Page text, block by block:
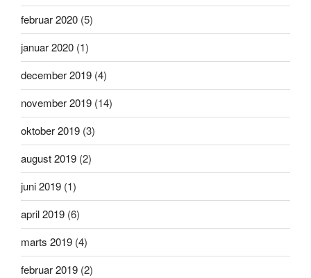
februar 2020 (5)
januar 2020 (1)
december 2019 (4)
november 2019 (14)
oktober 2019 (3)
august 2019 (2)
juni 2019 (1)
april 2019 (6)
marts 2019 (4)
februar 2019 (2)